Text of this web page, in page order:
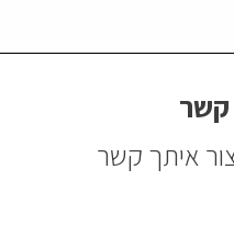
קשר
איתך קשר